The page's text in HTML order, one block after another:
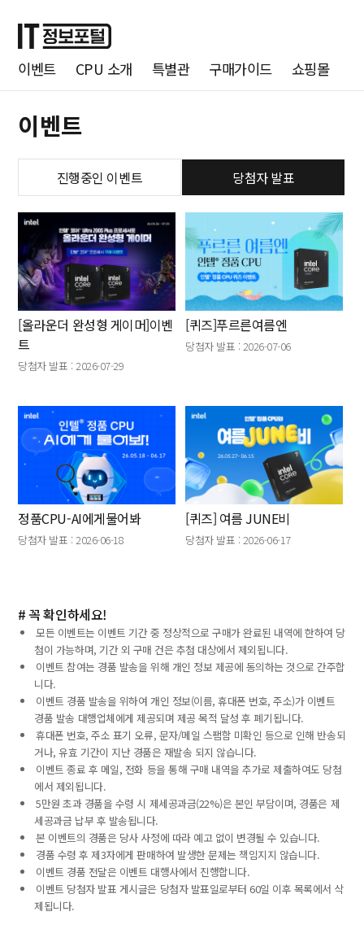
이벤트 CPU 소개 특별관 구매가이드 쇼핑몰
이벤트
진행중인 이벤트 당첨자 발표
[올라운더 완성형 게이머]이벤
트
당첨자 발표 : 2026-07-29
[퀴즈]푸르른여름엔
당첨자 발표 : 2026-07-06
정품CPU-AI에게물어봐
당첨자 발표 : 2026-06-18
[퀴즈] 여름 JUNE비
당첨자 발표 : 2026-06-17
# 꼭 확인하세요!
모든 이벤트는 이벤트 기간 중 정상적으로 구매가 완료된 내역에 한하여 당
첨이 가능하며, 기간 외 구매 건은 추첨 대상에서 제외됩니다.
이벤트 참여는 경품 발송을 위해 개인 정보 제공에 동의하는 것으로 간주합
니다.
이벤트 경품 발송을 위하여 개인 정보(이름, 휴대폰 번호, 주소)가 이벤트
경품 발송 대행업체에게 제공되며 제공 목적 달성 후 폐기됩니다.
휴대폰 번호, 주소 표기 오류, 문자/메일 스팸함 미확인 등으로 인해 반송되
거나, 유효 기간이 지난 경품은 재발송 되지 않습니다.
이벤트 종료 후 메일, 전화 등을 통해 구매 내역을 추가로 제출하여도 당첨
에서 제외됩니다.
5만원 초과 경품을 수령 시 제세공과금(22%)은 본인 부담이며, 경품은 제
세공과금 납부 후 발송됩니다.
본 이벤트의 경품은 당사 사정에 따라 예고 없이 변경될 수 있습니다.
경품 수령 후 제3자에게 판매하여 발생한 문제는 책임지지 않습니다.
이벤트 경품 전달은 이벤트 대행사에서 진행합니다.
이벤트 당첨자 발표 게시글은 당첨자 발표일로부터 60일 이후 목록에서 삭
제됩니다.